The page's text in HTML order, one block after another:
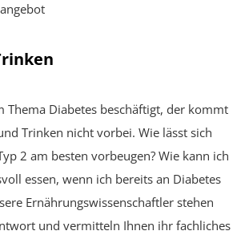
Thema Diabetes beschäftigt, der kommt
Trinken nicht vorbei. Wie lässt sich
2 am besten vorbeugen? Wie kann ich
essen, wenn ich bereits an Diabetes
Ernährungswissenschaftler stehen
und vermitteln Ihnen ihr fachliches